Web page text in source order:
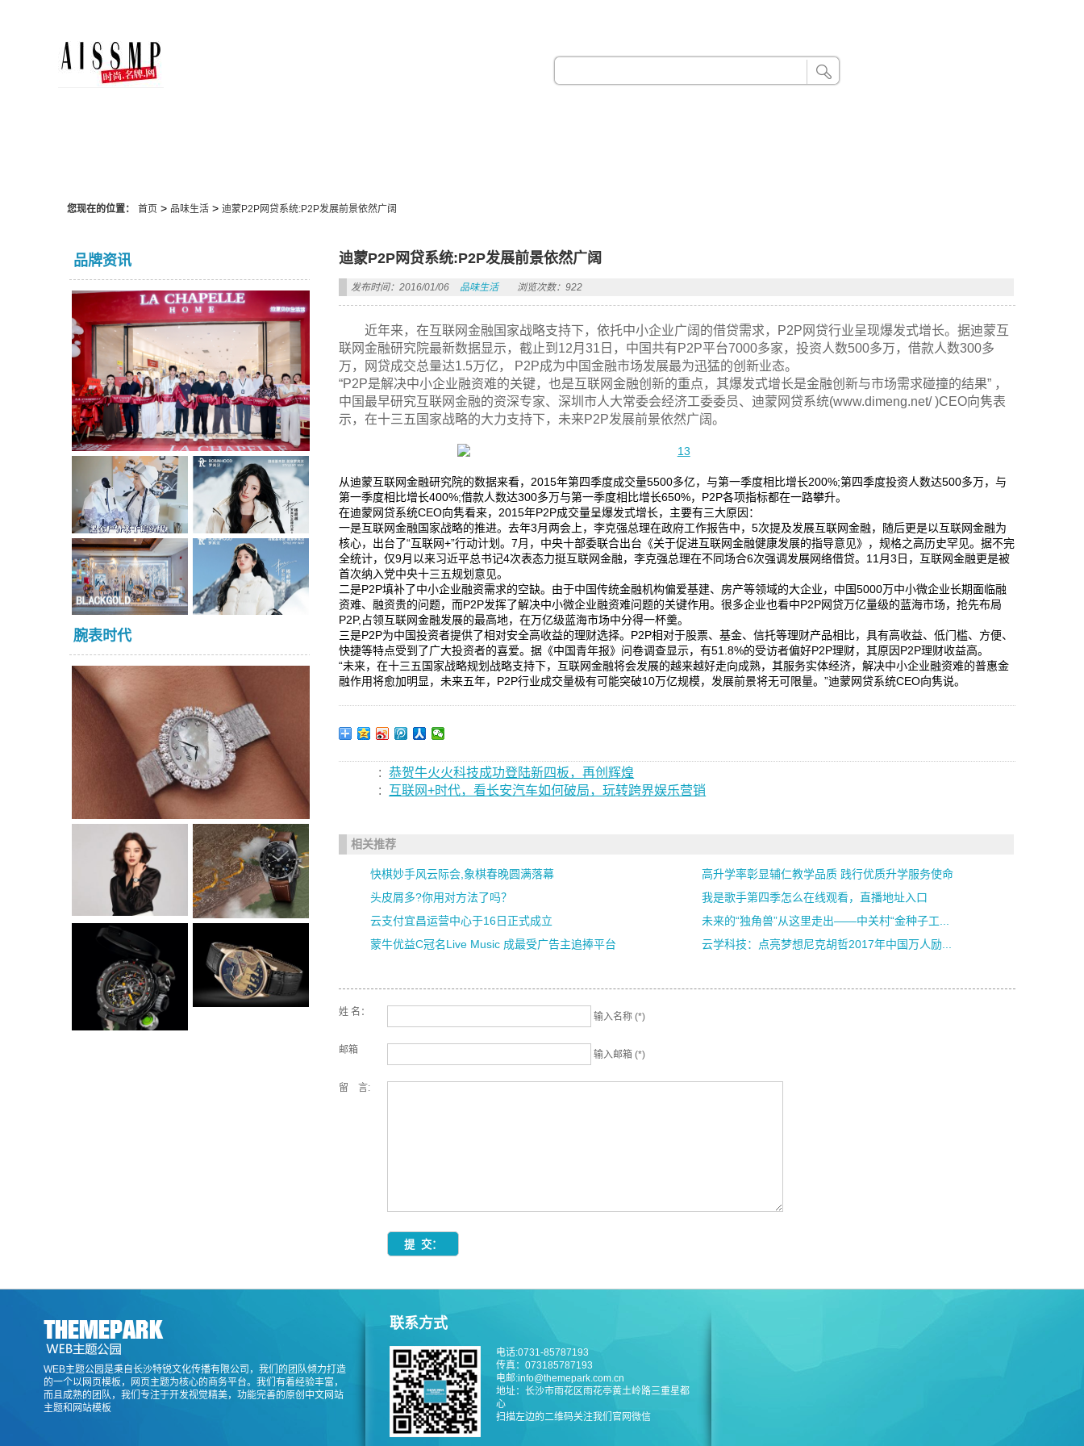
您现在的位置： 首页> 品味生活> 迪蒙P2P网贷系统:P2P发展前景依然广阔
品牌资讯
腕表时代
迪蒙P2P网贷系统:P2P发展前景依然广阔
发布时间：2016/01/06 品味生活 浏览次数：922
近年来，在互联网金融国家战略支持下，依托中小企业广阔的借贷需求，P2P网贷行业呈现爆发式增长。据迪蒙互
联网金融研究院最新数据显示，截止到12月31日，中国共有P2P平台7000多家，投资人数500多万，借款人数300多
万，网贷成交总量达1.5万亿， P2P成为中国金融市场发展最为迅猛的创新业态。
“P2P是解决中小企业融资难的关键，也是互联网金融创新的重点，其爆发式增长是金融创新与市场需求碰撞的结果” ，
中国最早研究互联网金融的资深专家、深圳市人大常委会经济工委委员、迪蒙网贷系统(www.dimeng.net/ )CEO向隽表
示，在十三五国家战略的大力支持下，未来P2P发展前景依然广阔。
从迪蒙互联网金融研究院的数据来看，2015年第四季度成交量5500多亿，与第一季度相比增长200%;第四季度投资人数达500多万，与
第一季度相比增长400%;借款人数达300多万与第一季度相比增长650%，P2P各项指标都在一路攀升。
在迪蒙网贷系统CEO向隽看来，2015年P2P成交量呈爆发式增长，主要有三大原因：
一是互联网金融国家战略的推进。去年3月两会上，李克强总理在政府工作报告中，5次提及发展互联网金融，随后更是以互联网金融为
核心，出台了“互联网+”行动计划。7月，中央十部委联合出台《关于促进互联网金融健康发展的指导意见》，规格之高历史罕见。据不完
全统计，仅9月以来习近平总书记4次表态力挺互联网金融，李克强总理在不同场合6次强调发展网络借贷。11月3日，互联网金融更是被
首次纳入党中央十三五规划意见。
二是P2P填补了中小企业融资需求的空缺。由于中国传统金融机构偏爱基建、房产等领域的大企业，中国5000万中小微企业长期面临融
资难、融资贵的问题，而P2P发挥了解决中小微企业融资难问题的关键作用。很多企业也看中P2P网贷万亿量级的蓝海市场，抢先布局
P2P,占领互联网金融发展的最高地，在万亿级蓝海市场中分得一杯羹。
三是P2P为中国投资者提供了相对安全高收益的理财选择。P2P相对于股票、基金、信托等理财产品相比，具有高收益、低门槛、方便、
快捷等特点受到了广大投资者的喜爱。据《中国青年报》问卷调查显示，有51.8%的受访者偏好P2P理财，其原因P2P理财收益高。
“未来，在十三五国家战略规划战略支持下，互联网金融将会发展的越来越好走向成熟，其服务实体经济，解决中小企业融资难的普惠金
融作用将愈加明显，未来五年，P2P行业成交量极有可能突破10万亿规模，发展前景将无可限量。”迪蒙网贷系统CEO向隽说。
:
恭贺牛火火科技成功登陆新四板，再创辉煌
:
互联网+时代，看长安汽车如何破局，玩转跨界娱乐营销
相关推荐
快棋妙手风云际会,象棋春晚圆满落幕
高升学率彰显辅仁教学品质 践行优质升学服务使命
头皮屑多?你用对方法了吗？
我是歌手第四季怎么在线观看，直播地址入口
云支付宜昌运营中心于16日正式成立
未来的“独角兽”从这里走出——中关村“金种子工...
蒙牛优益C冠名Live Music 成最受广告主追捧平台
云学科技：点亮梦想尼克胡哲2017年中国万人励...
姓 名： 输入名称 (*)
邮箱 输入邮箱 (*)
留 言:
WEB主题公园是秉自长沙特锐文化传播有限公司，我们的团队倾力打造
的一个以网页模板，网页主题为核心的商务平台。我们有着经验丰富，
而且成熟的团队，我们专注于开发视觉精美，功能完善的原创中文网站
主题和网站模板
联系方式
电话:0731-85787193
传真：073185787193
电邮:info@themepark.com.cn
地址：长沙市雨花区雨花亭黄土岭路三重星都
心
扫描左边的二维码关注我们官网微信